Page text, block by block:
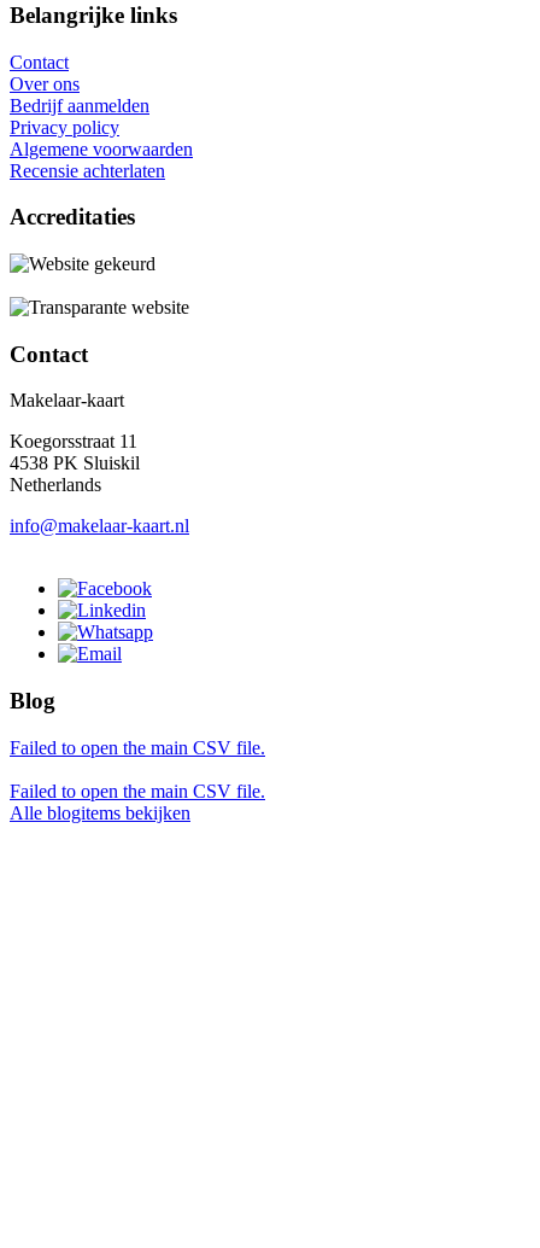
Belangrijke links
Contact
Over ons
Bedrijf aanmelden
Privacy policy
Algemene voorwaarden
Recensie achterlaten
Accreditaties
Contact
Makelaar-kaart
Koegorsstraat 11
4538 PK Sluiskil
Netherlands
info@makelaar-kaart.nl
Blog
Failed to open the main CSV file.
Failed to open the main CSV file.
Alle blogitems bekijken